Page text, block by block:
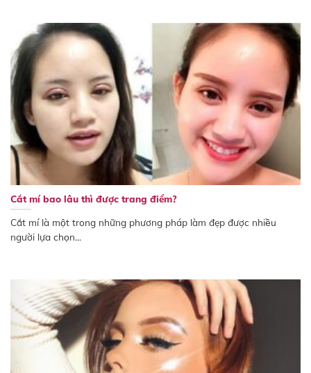
Cắt mí bao lâu thì được trang điểm?
Cắt mí là một trong những phương pháp làm đẹp được nhiều
người lựa chọn...